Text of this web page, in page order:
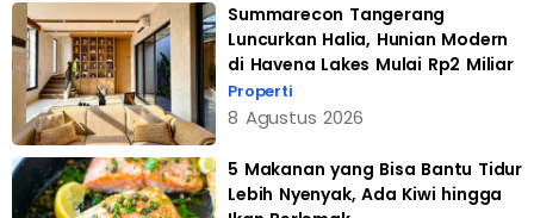
Summarecon Tangerang
Luncurkan Halia, Hunian Modern
di Havena Lakes Mulai Rp2 Miliar
Properti
8 Agustus 2026
5 Makanan yang Bisa Bantu Tidur
Lebih Nyenyak, Ada Kiwi hingga